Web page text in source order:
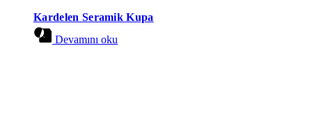
Kardelen Seramik Kupa
Devamını oku